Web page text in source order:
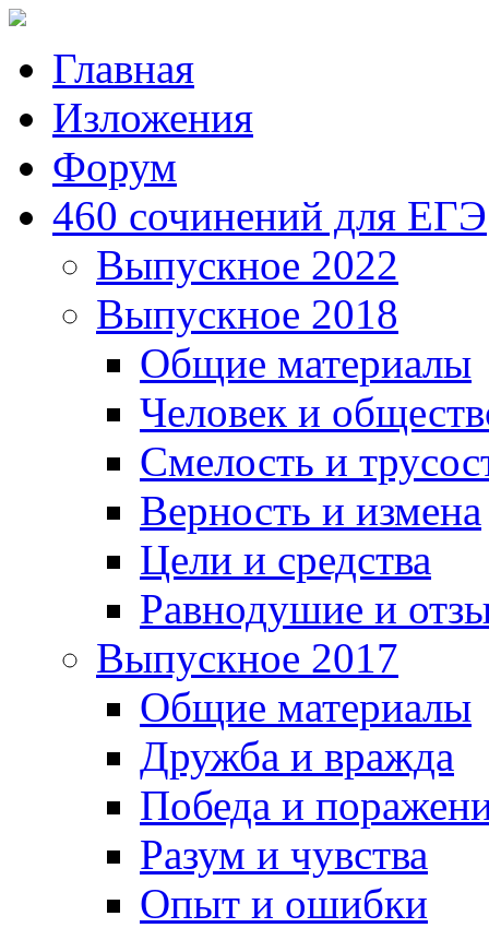
Главная
Изложения
Форум
460 сочинений для ЕГЭ
Выпускное 2022
Выпускное 2018
Общие материалы
Человек и
Смелость и
Верность и измена
Цели и средства
Равнодушие и
Выпускное 2017
Общие материалы
Дружба и вражда
Победа и
Разум и чувства
Опыт и ошибки